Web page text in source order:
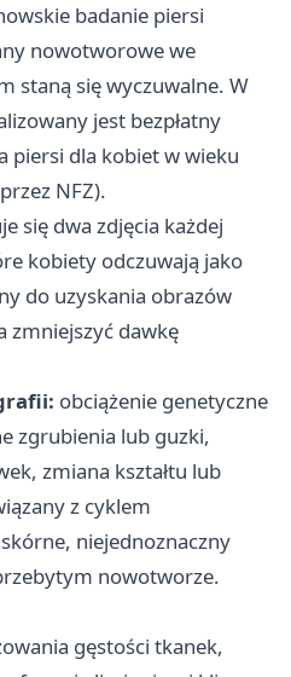
badanie piersi
nowotworowe we
staną się wyczuwalne. W
jest bezpłatny
dla kobiet w wieku
NFZ).
się dwa zdjęcia każdej
kobiety odczuwają jako
do uzyskania obrazów
zmniejszyć dawkę
obciążenie genetyczne
zgrubienia lub guzki,
zmiana kształtu lub
z cyklem
niejednoznaczny
nowotworze.
gęstości tkanek,